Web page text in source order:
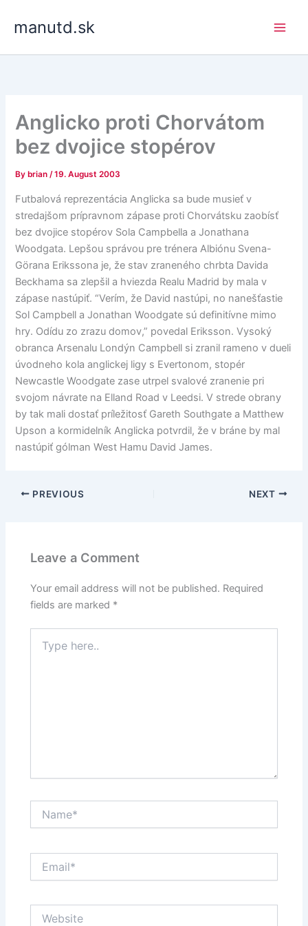
manutd.sk
Anglicko proti Chorvátom
bez dvojice stopérov
By brian/19. August 2003
Futbalová reprezentácia Anglicka sa bude musieť v
stredajšom prípravnom zápase proti Chorvátsku zaobísť
bez dvojice stopérov Sola Campbella a Jonathana
Woodgata. Lepšou správou pre trénera Albiónu Svena-
Görana Erikssona je, že stav zraneného chrbta Davida
Beckhama sa zlepšil a hviezda Realu Madrid by mala v
zápase nastúpiť. “Verím, že David nastúpi, no nanešťastie
Sol Campbell a Jonathan Woodgate sú definitívne mimo
hry. Odídu zo zrazu domov,” povedal Eriksson. Vysoký
obranca Arsenalu Londýn Campbell si zranil rameno v dueli
úvodneho kola anglickej ligy s Evertonom, stopér
Newcastle Woodgate zase utrpel svalové zranenie pri
svojom návrate na Elland Road v Leedsi. V strede obrany
by tak mali dostať príležitosť Gareth Southgate a Matthew
Upson a kormidelník Anglicka potvrdil, že v bráne by mal
nastúpiť gólman West Hamu David James.
PREVIOUS NEXT
Leave a Comment
Your email address will not be published. Required
fields are marked *
here..